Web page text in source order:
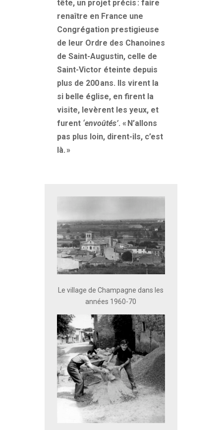
tête, un projet précis : faire
renaître en France une
Congrégation prestigieuse
de leur Ordre des Chanoines
de Saint-Augustin, celle de
Saint-Victor éteinte depuis
plus de 200ans. Ils virent la
si belle église, en firent la
visite, levèrent les yeux, et
furent ‘envoûtés’. « N’allons
pas plus loin, dirent-ils, c’est
là. »
Le village de Champagne dans les
années 1960-70